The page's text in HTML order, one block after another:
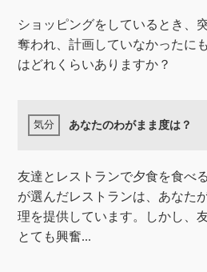
ショッピングをしているとき、
奪われ、計画していなかったに
はどれくらいありますか？
あなたのわがまま度は？
友達とレストランで夕食を食べ
が選んだレストランは、あなた
理を提供しています。しかし、
とても興奮...